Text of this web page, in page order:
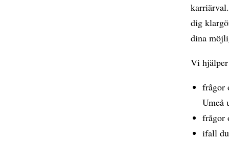
dig
dina
Vi
frågor
Umeå
frågor
ifall